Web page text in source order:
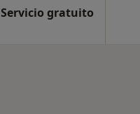
Servicio gratuito